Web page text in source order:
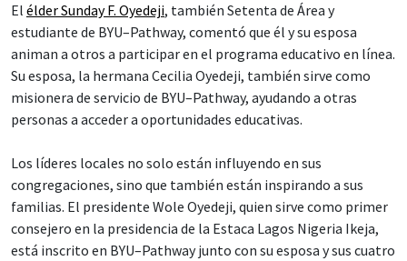
El élder Sunday F. Oyedeji, también Setenta de Área y
estudiante de BYU–Pathway, comentó que él y su esposa
animan a otros a participar en el programa educativo en línea.
Su esposa, la hermana Cecilia Oyedeji, también sirve como
misionera de servicio de BYU–Pathway, ayudando a otras
personas a acceder a oportunidades educativas.
Los líderes locales no solo están influyendo en sus
congregaciones, sino que también están inspirando a sus
familias. El presidente Wole Oyedeji, quien sirve como primer
consejero en la presidencia de la Estaca Lagos Nigeria Ikeja,
está inscrito en BYU–Pathway junto con su esposa y sus cuatro